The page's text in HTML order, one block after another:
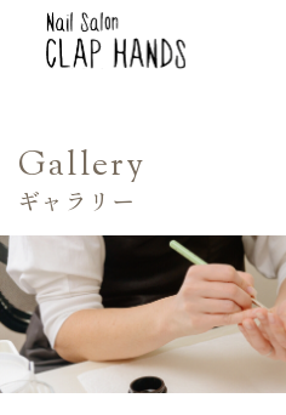
Gallery
ギャラリー